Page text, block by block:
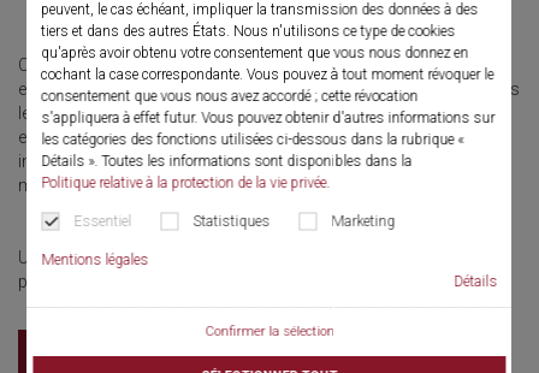
peuvent, le cas échéant, impliquer la transmission des données à des
tiers et dans des autres États. Nous n'utilisons ce type de cookies
qu'après avoir obtenu votre consentement que vous nous donnez en
cochant la case correspondante. Vous pouvez à tout moment révoquer le
consentement que vous nous avez accordé ; cette révocation
s'appliquera à effet futur. Vous pouvez obtenir d'autres informations sur
les catégories des fonctions utilisées ci-dessous dans la rubrique «
Détails ». Toutes les informations sont disponibles dans la
Politique relative à la protection de la vie privée.
Essentiel Statistiques Marketing
Mentions légales
Détails
Confirmer la sélection
Cette approche a permis de revisiter les procédures
endoscopiques classiques à l'appui des avancées technologiques
les plus récentes. L'échange permanent avec des gynécologues
expérimentés est le terreau de nos innovations. Les instruments
innovants de Richard Wolf établissent de nouveaux critères en
matière de sécurité des patients et de facilité d'utilisation.
Une raison de plus pour confirmer le bien-fondé de notre
partenariat.
Catalogue